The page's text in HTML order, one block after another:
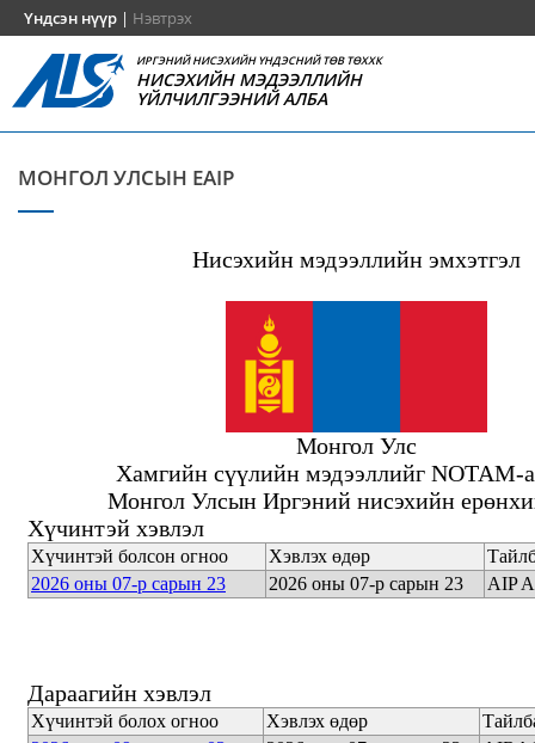
Үндсэн нүүр | Нэвтрэх
ИРГЭНИЙ НИСЭХИЙН ҮНДЭСНИЙ ТӨВ ТӨХХК
НИСЭХИЙН МЭДЭЭЛЛИЙН
ҮЙЛЧИЛГЭЭНИЙ АЛБА
МОНГОЛ УЛСЫН EAIP